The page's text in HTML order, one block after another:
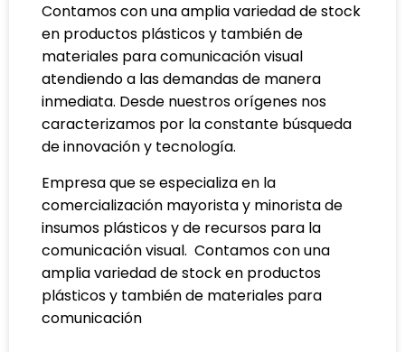
Contamos con una amplia variedad de stock
en productos plásticos y también de
materiales para comunicación visual
atendiendo a las demandas de manera
inmediata. Desde nuestros orígenes nos
caracterizamos por la constante búsqueda
de innovación y tecnología.
Empresa que se especializa en la
comercialización mayorista y minorista de
insumos plásticos y de recursos para la
comunicación visual. Contamos con una
amplia variedad de stock en productos
plásticos y también de materiales para
comunicación